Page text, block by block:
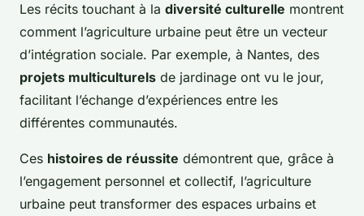
Les récits touchant à la diversité culturelle montrent
comment l’agriculture urbaine peut être un vecteur
d’intégration sociale. Par exemple, à Nantes, des
projets multiculturels de jardinage ont vu le jour,
facilitant l’échange d’expériences entre les
différentes communautés.
Ces histoires de réussite démontrent que, grâce à
l’engagement personnel et collectif, l’agriculture
urbaine peut transformer des espaces urbains et